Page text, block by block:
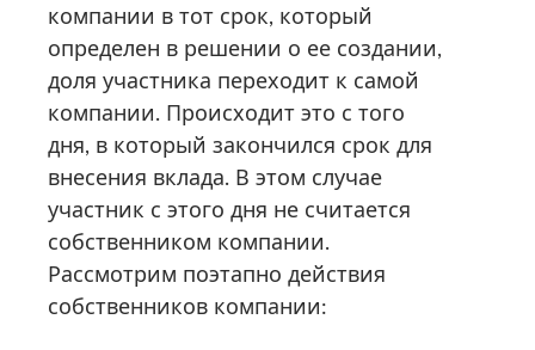
компании в тот срок, который
определен в решении о ее создании,
доля участника переходит к самой
компании. Происходит это с того
дня, в который закончился срок для
внесения вклада. В этом случае
участник с этого дня не считается
собственником компании.
Рассмотрим поэтапно действия
собственников компании: